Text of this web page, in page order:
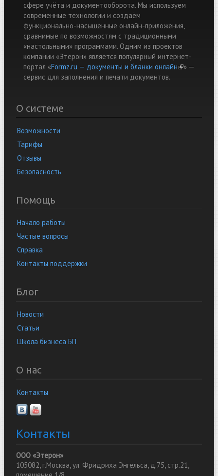
сфере учёта и документооборота. Мы используем
современные технологии и создаём
функционально-насыщенные онлайн-приложения,
сравнимые по возможностям с традиционными
«настольными» программами. Одним из проектов
компании «Этерон» является популярный интернет-
портал «Formz.ru — документы и бланки онлайн(link is
» —
cервис для заполнения и печати документов.
О системе
Возможности
Тарифы
Отзывы
Безопасность
Помощь
Начало работы
Частые вопросы
Справка
Контакты поддержки
Блог
Новости
Статьи
Школа бизнеса БП
О нас
Контакты
Контакты
ООО «Этерон»
105082, г.Москва, ул. Фридриха Энгельса, д.75, стр.21,